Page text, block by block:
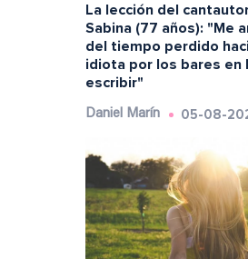
La lección del
Sabina (77 años): "Me
del tiempo perdido
idiota por los bares en
escribir"
Daniel Marín 05-08-